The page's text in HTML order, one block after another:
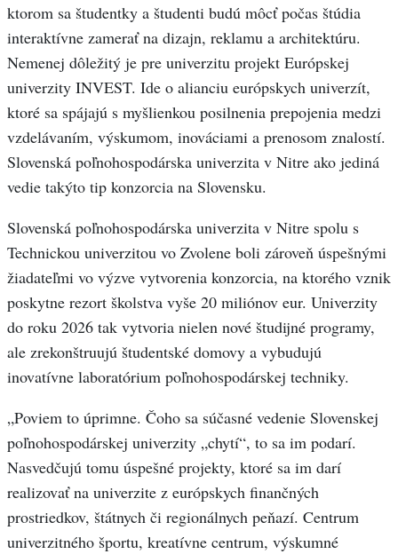
ktorom sa študentky a študenti budú môcť počas štúdia
interaktívne zamerať na dizajn, reklamu a architektúru.
Nemenej dôležitý je pre univerzitu projekt Európskej
univerzity INVEST. Ide o alianciu európskych univerzít,
ktoré sa spájajú s myšlienkou posilnenia prepojenia medzi
vzdelávaním, výskumom, inováciami a prenosom znalostí.
Slovenská poľnohospodárska univerzita v Nitre ako jediná
vedie takýto tip konzorcia na Slovensku.
Slovenská poľnohospodárska univerzita v Nitre spolu s
Technickou univerzitou vo Zvolene boli zároveň úspešnými
žiadateľmi vo výzve vytvorenia konzorcia, na ktorého vznik
poskytne rezort školstva vyše 20 miliónov eur. Univerzity
do roku 2026 tak vytvoria nielen nové študijné programy,
ale zrekonštruujú študentské domovy a vybudujú
inovatívne laboratórium poľnohospodárskej techniky.
„Poviem to úprimne. Čoho sa súčasné vedenie Slovenskej
poľnohospodárskej univerzity „chytí“, to sa im podarí.
Nasvedčujú tomu úspešné projekty, ktoré sa im darí
realizovať na univerzite z európskych finančných
prostriedkov, štátnych či regionálnych peňazí. Centrum
univerzitného športu, kreatívne centrum, výskumné